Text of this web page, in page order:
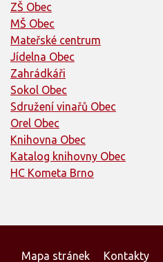
ZŠ Obec
MŠ Obec
Mateřské centrum
Jídelna Obec
Zahrádkáři
Sokol Obec
Sdružení vinařů Obec
Orel Obec
Knihovna Obec
Katalog knihovny Obec
HC Kometa Brno
Mapa stránek Kontakty